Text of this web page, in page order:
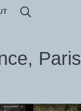
Paris